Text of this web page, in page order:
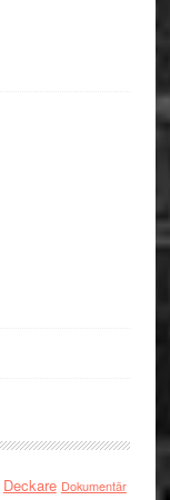
Deckare Dokumentär